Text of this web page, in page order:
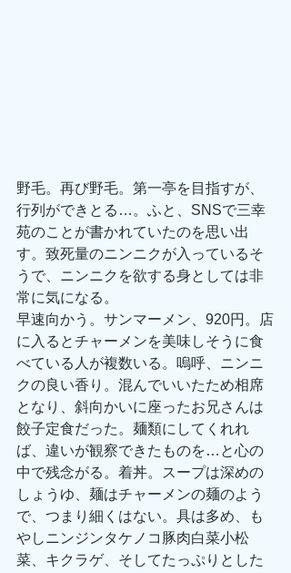
野毛。再び野毛。第一亭を目指すが、
行列ができとる…。ふと、SNSで三幸
苑のことが書かれていたのを思い出
す。致死量のニンニクが入っているそ
うで、ニンニクを欲する身としては非
常に気になる。
早速向かう。サンマーメン、920円。店
に入るとチャーメンを美味しそうに食
べている人が複数いる。嗚呼、ニンニ
クの良い香り。混んでいいたため相席
となり、斜向かいに座ったお兄さんは
餃子定食だった。麺類にしてくれれ
ば、違いが観察できたものを…と心の
中で残念がる。着丼。スープは深めの
しょうゆ、麺はチャーメンの麺のよう
で、つまり細くはない。具は多め、も
やしニンジンタケノコ豚肉白菜小松
菜、キクラゲ、そしてたっぷりとした